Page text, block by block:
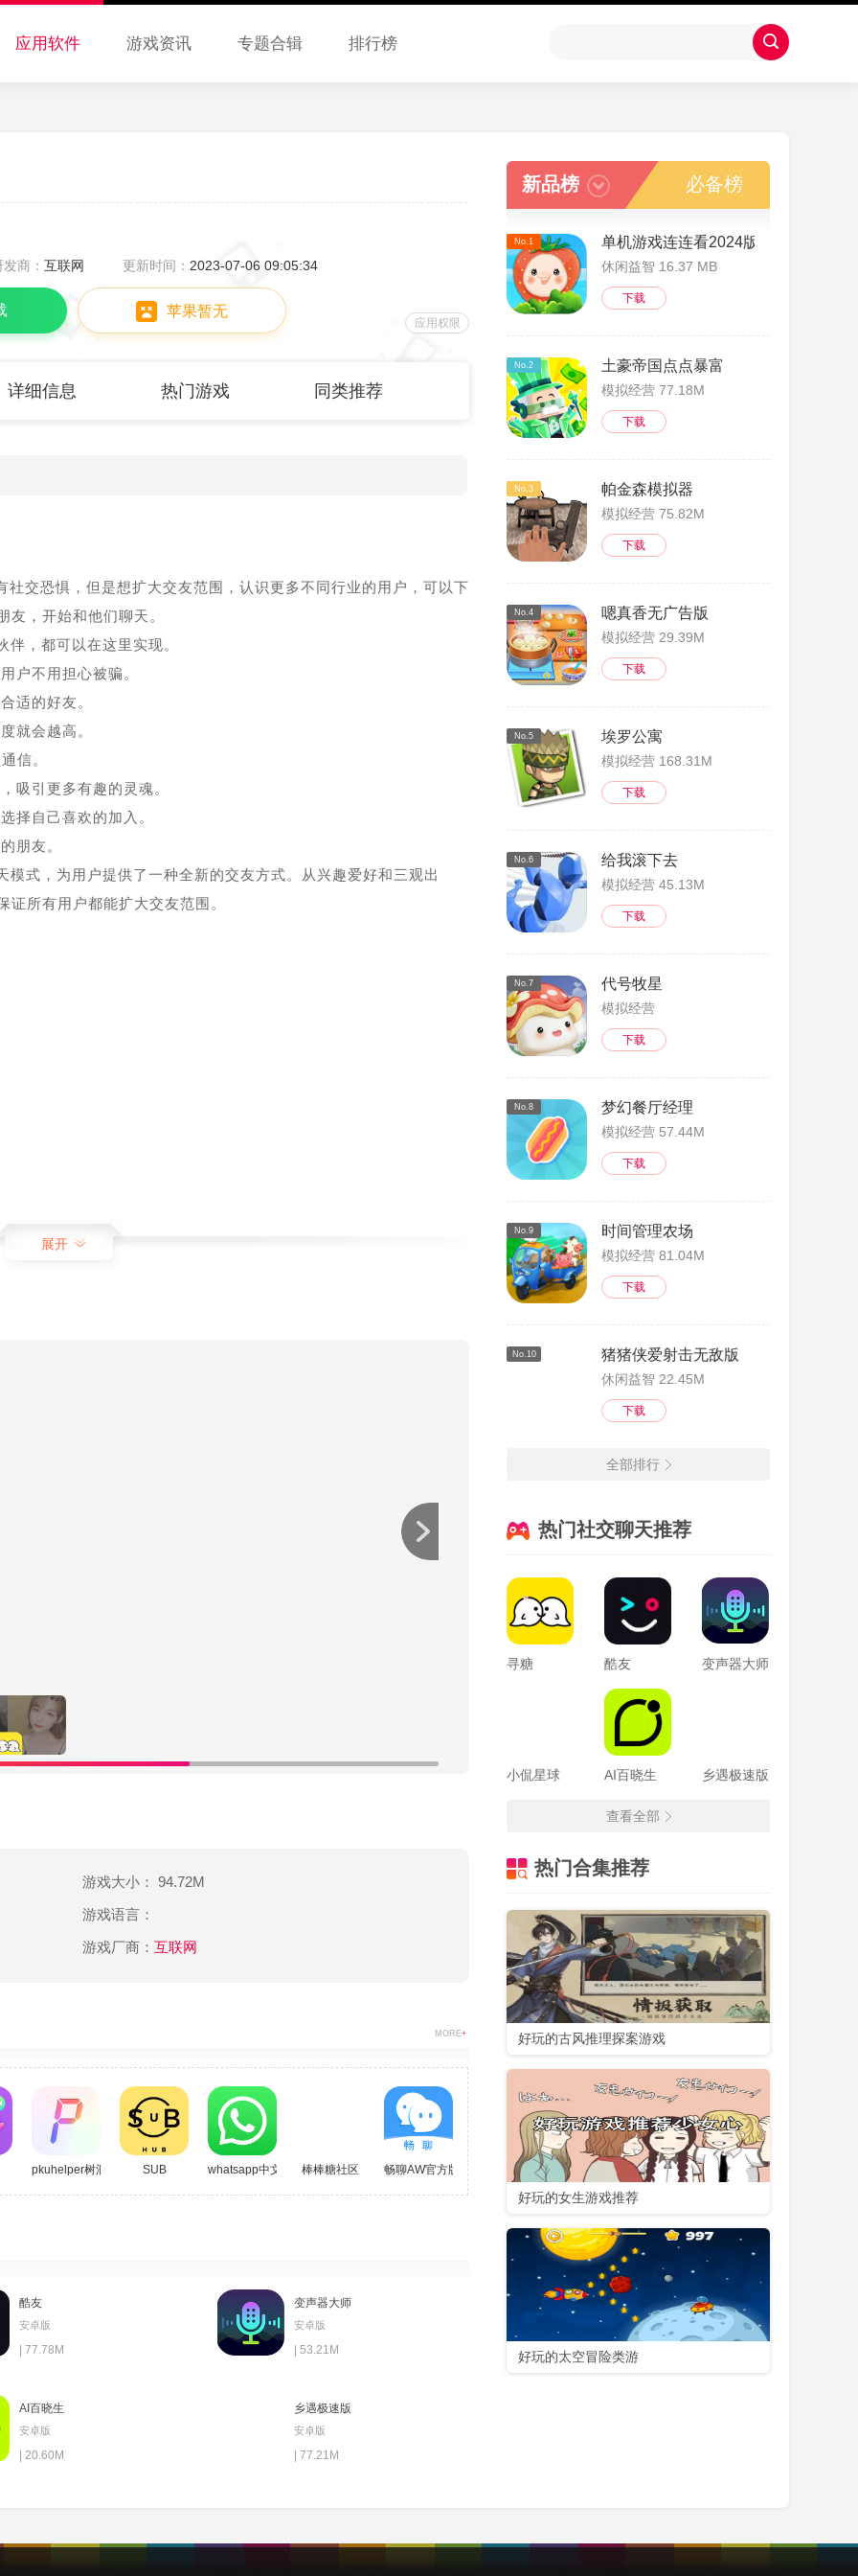
应用软件 游戏资讯 专题合辑 排行榜
商： 互联网 更新时间： 2023-07-06 09:05:34
苹果暂无
应用权限
详细信息 热门游戏 同类推荐
交恐惧，但是想扩大交友范围，认识更多不同行业的用户，可以下
，开始和他们聊天。
，都可以在这里实现。
户不用担心被骗。
适的好友。
就会越高。
信。
吸引更多有趣的灵魂。
择自己喜欢的加入。
朋友。
模式，为用户提供了一种全新的交友方式。从兴趣爱好和三观出
所有用户都能扩大交友范围。
展开
游戏大小： 94.72M
游戏语言：
游戏厂商： 互联网
MORE+
pkuhelper树洞 SUB whatsapp中文版 棒棒糖社区 畅聊AW官方版
酷友
安卓版
| 77.78M
变声器大师
安卓版
| 53.21M
AI百晓生
安卓版
| 20.60M
乡遇极速版
安卓版
| 77.21M
新品榜 必备榜
No.1 单机游戏连连看2024版
休闲益智 16.37 MB
下载
No.2 土豪帝国点点暴富
模拟经营 77.18M
下载
No.3 帕金森模拟器
模拟经营 75.82M
下载
No.4 嗯真香无广告版
模拟经营 29.39M
下载
No.5 埃罗公寓
模拟经营 168.31M
下载
No.6 给我滚下去
模拟经营 45.13M
下载
No.7 代号牧星
模拟经营
下载
No.8 梦幻餐厅经理
模拟经营 57.44M
下载
No.9 时间管理农场
模拟经营 81.04M
下载
No.10 猪猪侠爱射击无敌版
休闲益智 22.45M
下载
全部排行
热门社交聊天推荐
寻糖 酷友 变声器大师
小侃星球 AI百晓生 乡遇极速版
查看全部
热门合集推荐
好玩的古风推理探案游戏
好玩的女生游戏推荐
好玩的太空冒险类游